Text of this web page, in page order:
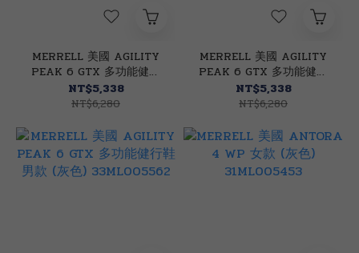
MERRELL 美國 AGILITY
PEAK 6 GTX 多功能健行
鞋 女款 (白色)
33ML005566
NT$5,338
NT$6,280
MERRELL 美國 AGILITY
PEAK 6 GTX 多功能健行
鞋 男款 (卡其色)
33ML005563
NT$5,338
NT$6,280